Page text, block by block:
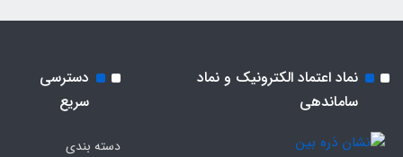
نماد اعتماد الکترونیک و نماد
ساماندهی
دسترسی
سریع
دسته بندی